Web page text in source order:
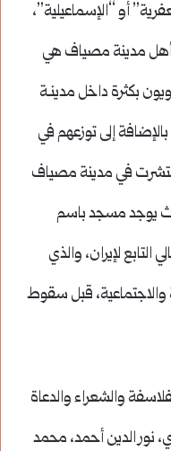
أو “الإسماعيلية”،
أهل مدينة مصياف هي
بكثرة داخل مدينـة
إلى توزعهم في
المسيحية. بعد عام 2011، انتشرت في مدينة مصياف
يوجد مسجد باسم
لإيران، والذي
والاجتماعية، قبل سقوط
والشعراء والدعاة
نور الدين أحمد، محمد